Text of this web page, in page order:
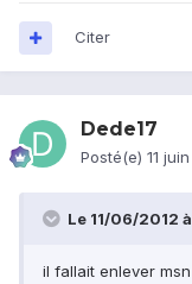
Citer
Dede17
Posté(e) 11
Le 11/06/2012
il fallait enlever